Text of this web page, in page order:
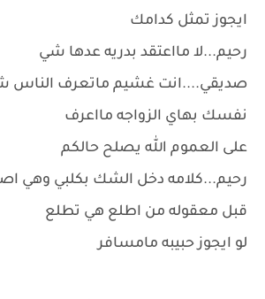
ايجوز تمثل كدامك
رحيم...لا مااعتقد بدريه عدها شي
صديقي....انت غشيم ماتعرف الناس
نفسك بهاي الزواجه مااعرف
على العموم الله يصلح حالكم
رحيم...كلامه دخل الشك بكلبي وهي
قبل معقوله من اطلع هي تطلع
لو ايجوز حبيبه مامسافر